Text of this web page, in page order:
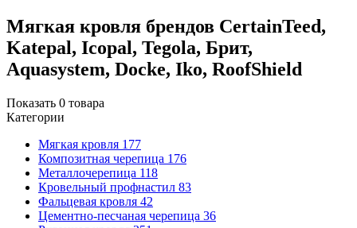
Мягкая кровля брендов CertainTeed,
Katepal, Icopal, Tegola, Брит,
Aquasystem, Docke, Iko, RoofShield
Показать 0 товара
Категории
Мягкая кровля 177
Композитная черепица 176
Металлочерепица 118
Кровельный профнастил 83
Фальцевая кровля 42
Цементно-песчаная черепица 36